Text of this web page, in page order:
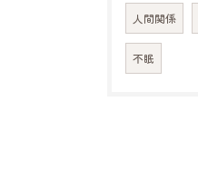
人間関係
不眠